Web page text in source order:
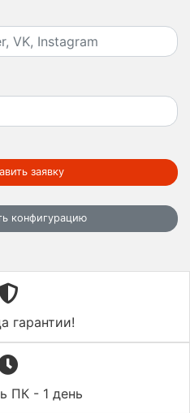
заявку
конфигурацию
гарантии!
ПК - 1 день